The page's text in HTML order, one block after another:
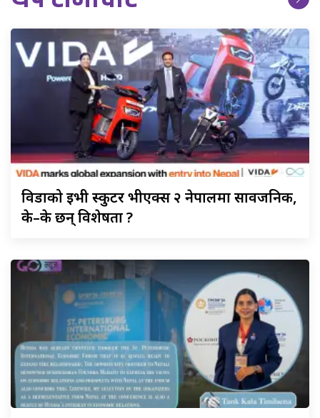
विडाकोईभी स्कुटर भीएक्स २ नेपालमा सार्वजनिक,
के–के छन् विशेषता ?